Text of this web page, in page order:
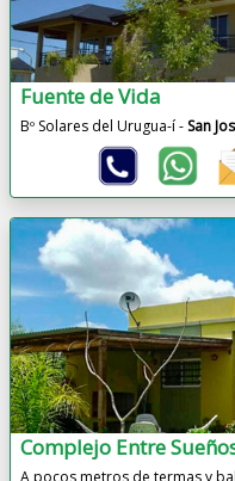
Fuente de Vida
Bº Solares del Urugua-í - San
Complejo Entre